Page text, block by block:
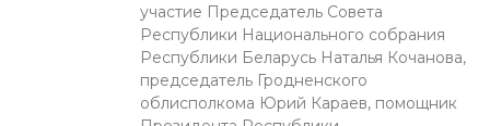
участие Председатель Совета
Республики Национального собрания
Республики Беларусь Наталья Кочанова,
председатель Гродненского
облисполкома Юрий Караев, помощник